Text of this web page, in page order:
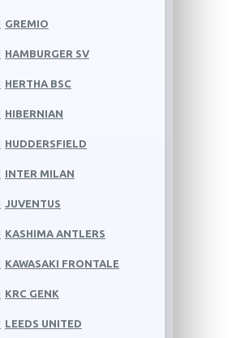
GREMIO
HAMBURGER SV
HERTHA BSC
HIBERNIAN
HUDDERSFIELD
INTER MILAN
JUVENTUS
KASHIMA ANTLERS
KAWASAKI FRONTALE
KRC GENK
LEEDS UNITED